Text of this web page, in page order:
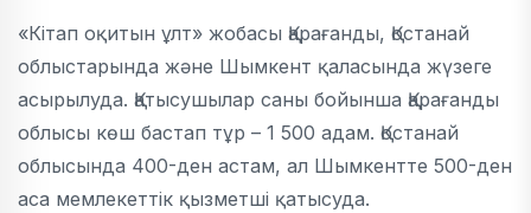
«Кітап оқитын ұлт» жобасы Қарағанды, Қостанай
облыстарында және Шымкент қаласында жүзеге
асырылуда. Қатысушылар саны бойынша Қарағанды
облысы көш бастап тұр – 1 500 адам. Қостанай
облысында 400-ден астам, ал Шымкентте 500-ден
аса мемлекеттік қызметші қатысуда.